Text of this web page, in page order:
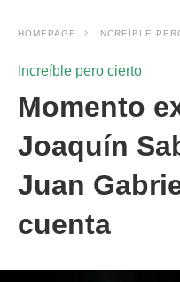
HOMEPAGE INCREÍBLE
Increíble pero cierto
Momento
Joaquín
Juan
cuenta